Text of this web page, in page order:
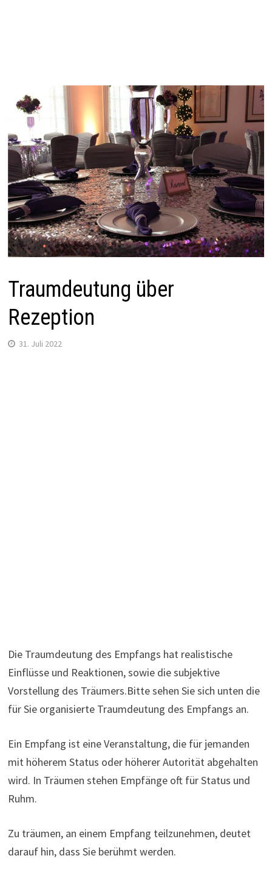
Traumdeutung über
Rezeption
31. Juli 2022
Die Traumdeutung des Empfangs hat realistische
Einflüsse und Reaktionen, sowie die subjektive
Vorstellung des Träumers.Bitte sehen Sie sich unten die
für Sie organisierte Traumdeutung des Empfangs an.
Ein Empfang ist eine Veranstaltung, die für jemanden
mit höherem Status oder höherer Autorität abgehalten
wird. In Träumen stehen Empfänge oft für Status und
Ruhm.
Zu träumen, an einem Empfang teilzunehmen, deutet
darauf hin, dass Sie berühmt werden.